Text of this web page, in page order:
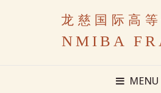
龙慈国际高
NMIBA
MENU